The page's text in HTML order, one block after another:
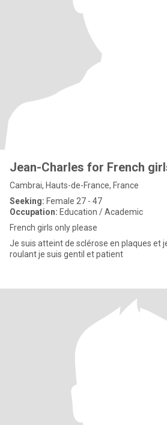
Jean-Charles for French
Cambrai, Hauts-de-France, France
Seeking: Female 27 - 47
Occupation: Education / Academic
French girls only please
Je suis atteint de sclérose en plaques et
roulant je suis gentil et patient